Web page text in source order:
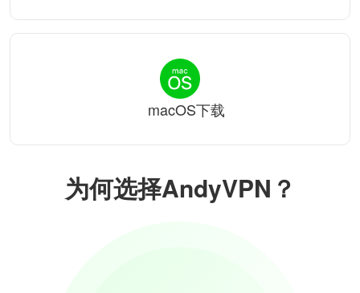
为何选择AndyVPN？
macOS下载